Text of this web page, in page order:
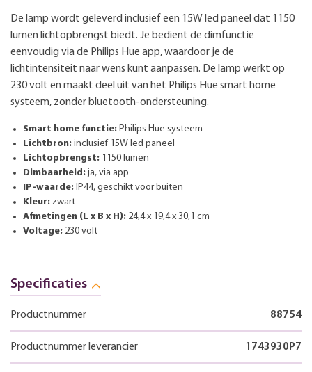
De lamp wordt geleverd inclusief een 15W led paneel dat 1150
lumen lichtopbrengst biedt. Je bedient de dimfunctie
eenvoudig via de Philips Hue app, waardoor je de
lichtintensiteit naar wens kunt aanpassen. De lamp werkt op
230 volt en maakt deel uit van het Philips Hue smart home
systeem, zonder bluetooth-ondersteuning.
Smart home functie: Philips Hue systeem
Lichtbron: inclusief 15W led paneel
Lichtopbrengst: 1150 lumen
Dimbaarheid: ja, via app
IP-waarde: IP44, geschikt voor buiten
Kleur: zwart
Afmetingen (L x B x H): 24,4 x 19,4 x 30,1 cm
Voltage: 230 volt
Specificaties
Productnummer 88754
Productnummer leverancier 1743930P7